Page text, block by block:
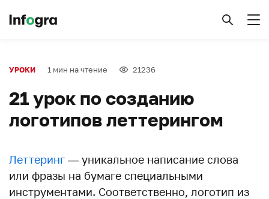
УРОКИ 1 мин на чтение 21236
21 урок по созданию
логотипов леттерингом
Леттеринг — уникальное написание слова
или фразы на бумаге специальными
инструментами. Соответственно, логотип из